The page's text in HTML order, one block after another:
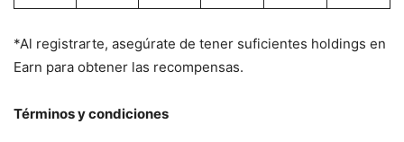
*Al registrarte, asegúrate de tener suficientes holdings en
Earn para obtener las recompensas.
Términos y condiciones